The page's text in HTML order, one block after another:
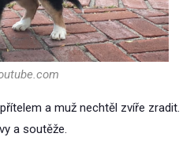
a muž nechtěl zvíře zradit.
a soutěže.